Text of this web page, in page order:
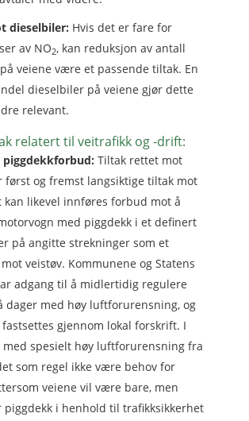
dieselbiler: Hvis det er fare for
av NO2, kan reduksjon av antall
veiene være et passende tiltak. En
dieselbiler på veiene gjør dette
relevant.
relatert til veitrafikk og -drift:
Tiltak rettet mot
først og fremst langsiktige tiltak mot
kan likevel innføres forbud mot å
med piggdekk i et definert
på angitte strekninger som et
veistøv. Kommunene og Statens
adgang til å midlertidig regulere
dager med høy luftforurensning, og
gjennom lokal forskrift. I
spesielt høy luftforurensning fra
som regel ikke være behov for
veiene vil være bare, men
piggdekk i henhold til trafikksikkerhet